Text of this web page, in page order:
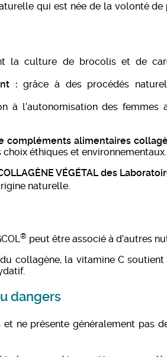
qui est née de la volonté de
la culture de brocolis et de
: grâce à des procédés
à l’autonomisation des femmes
compléments alimentaires
éthiques et environnementaux.
VÉGÉTALdes
naturelle.
® peut être associé à d’autres
collagène, la vitamine C
dangers
ne présente généralement pas